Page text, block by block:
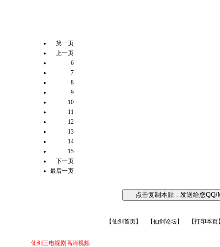
第一页
上一页
6
7
8
9
10
11
12
13
14
15
下一页
最后一页
【仙剑首页】 【仙剑论坛】 【打印本页
仙剑三电视剧高清视频